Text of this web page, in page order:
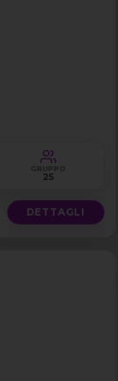
GRUPPO
25
DETTAGLI